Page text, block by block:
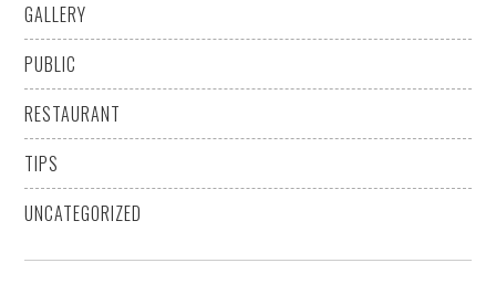
GALLERY
PUBLIC
RESTAURANT
TIPS
UNCATEGORIZED